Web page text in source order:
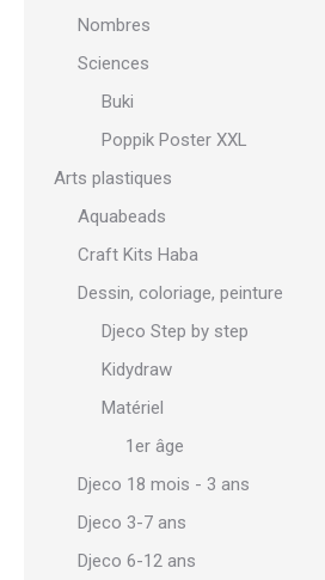
Nombres
Sciences
Buki
Poppik Poster XXL
Arts plastiques
Aquabeads
Craft Kits Haba
Dessin, coloriage, peinture
Djeco Step by step
Kidydraw
Matériel
1er âge
Djeco 18 mois - 3 ans
Djeco 3-7 ans
Djeco 6-12 ans